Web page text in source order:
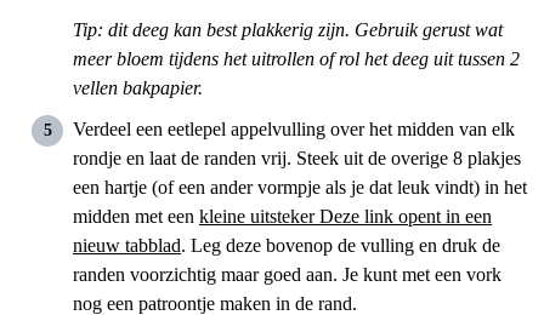
Tip: dit deeg kan best plakkerig zijn. Gebruik gerust wat
meer bloem tijdens het uitrollen of rol het deeg uit tussen 2
vellen bakpapier.
Verdeel een eetlepel appelvulling over het midden van elk
rondje en laat de randen vrij. Steek uit de overige 8 plakjes
een hartje (of een ander vormpje als je dat leuk vindt) in het
midden met een kleine uitstekerDeze link opent in een
nieuw tabblad. Leg deze bovenop de vulling en druk de
randen voorzichtig maar goed aan. Je kunt met een vork
nog een patroontje maken in de rand.